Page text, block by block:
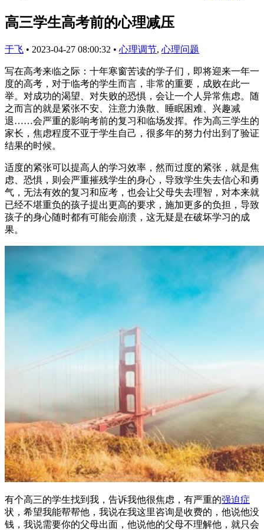
高三学生高考前的心理减压
于飞 • 2023-04-27 08:00:32 • 心理调节, 心理问题
写在高考来临之际：十年寒窗苦读的学子们，即将迎来一年一
度的高考，对于临考的学生而言，非常的重要，成败在此一
举。对成功的渴望、对失败的恐惧，会让一个人异常焦虑。随
之而言的就是紧张不安、注意力涣散、睡眠困难、兴趣减
退……会严重的影响考前的复习和临场发挥。作为高三学生的
家长，焦虑程度不亚于学生自己，很多年的努力付出到了验证
结果的时候。
适度的紧张可以提高人的学习效率，然而过度的紧张，就是焦
虑、恐惧，则会严重摧残学生的身心，导致学生失去信心和勇
气，无法有效的复习和应考，也会让父母失去理智，对本来就
已经不堪重负的孩子提出更高的要求，施加更多的负担，导致
孩子的身心随时都有可能会崩溃，这无疑是在破坏学习的成
果。
有个高三的学生找到我，告诉我他很焦虑，有严重的强迫症
状，希望我能帮帮他，我说在我这里咨询是收费的，他说他没
钱，我说需要你的父母出面，他说他的父母不理解他，就只会